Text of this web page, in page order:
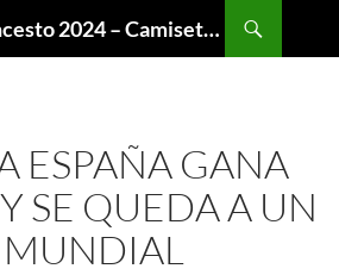
Camisetas de Baloncesto 2024 – Camisetas NBA
ESPAÑA GANA
SE QUEDA A UN